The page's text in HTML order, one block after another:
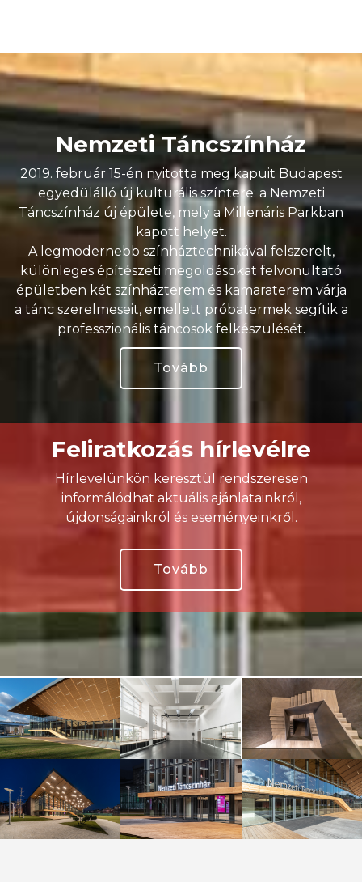
Nemzeti Táncszínház
2019. február 15-én nyitotta meg kapuit Budapest
egyedülálló új kulturális színtere: a Nemzeti
Táncszínház új épülete, mely a Millenáris Parkban
kapott helyet.
A legmodernebb színháztechnikával felszerelt,
különleges építészeti megoldásokat felvonultató
épületben két színházterem és kamaraterem várja
a tánc szerelmeseit, emellett próbatermek segítik a
professzionális táncosok felkészülését.
Tovább
Feliratkozás hírlevélre
Hírlevelünkön keresztül rendszeresen
informálódhat aktuális ajánlatainkról,
újdonságainkról és eseményeinkről.
Tovább